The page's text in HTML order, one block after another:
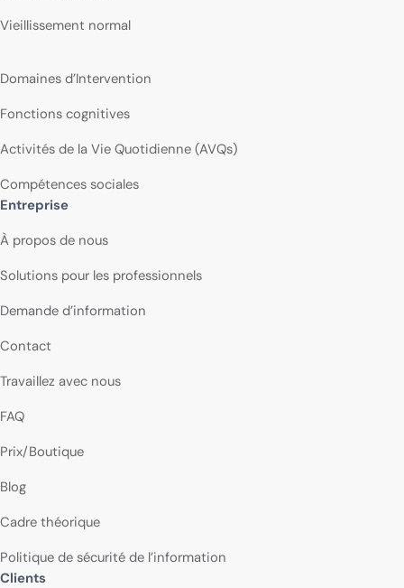
Vieillissement normal
Domaines d’Intervention
Fonctions cognitives
Activités de la Vie Quotidienne (AVQs)
Compétences sociales
Entreprise
À propos de nous
Solutions pour les professionnels
Demande d’information
Contact
Travaillez avec nous
FAQ
Prix/Boutique
Blog
Cadre théorique
Politique de sécurité de l’information
Clients